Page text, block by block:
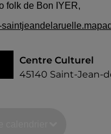
folk de Bon IYER,
Centre Culturel
45140 Saint-Jean-